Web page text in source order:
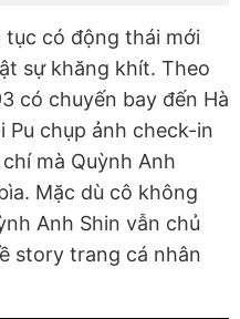
tục có động thái mới
sự khăng khít. Theo
có chuyến bay đến Hà
Pu chụp ảnh check-in
mà Quỳnh Anh
Mặc dù cô không
Anh Shin vẫn chủ
story trang cá nhân